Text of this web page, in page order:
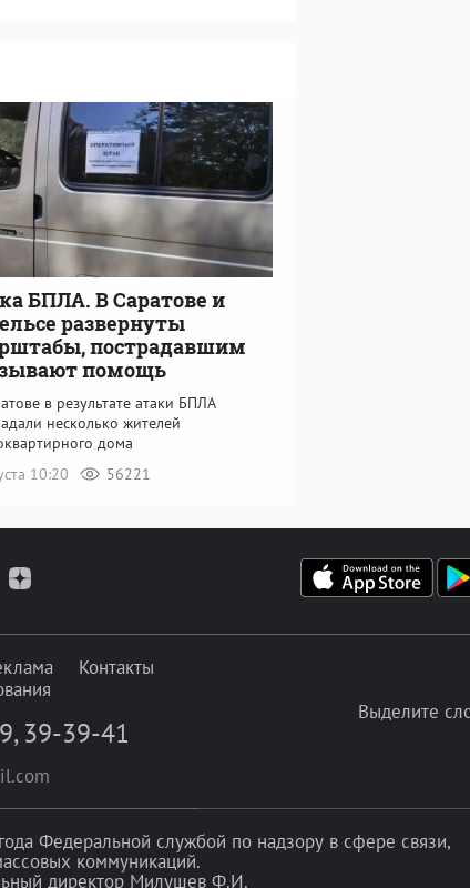
БПЛА. В Саратове и
развернуты
пострадавшим
помощь
в результате атаки БПЛА
несколько жителей
дома
10:20
56221
Контакты
, 39-39-41
Выделите
Федеральной службой по надзору в сфере связи,
коммуникаций.
директор Милушев Ф.И.